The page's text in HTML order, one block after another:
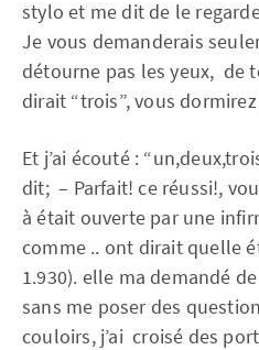
stylo et me dit de le
Je vous demanderais
détourne pas les yeux, de
dirait “trois”, vous
Et j’ai écouté :
dit; – Parfait! ce réussi!,
à était ouverte par une
comme .. ont dirait quelle
1.930). elle ma demandé
sans me poser des
couloirs, j’ai croisé des